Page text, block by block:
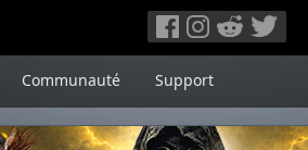
Communauté Support